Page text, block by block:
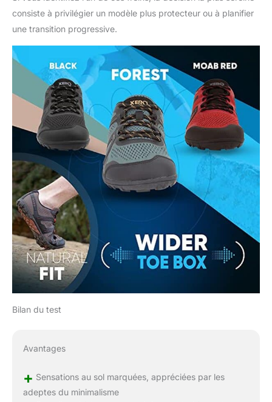
consiste à privilégier un modèle plus protecteur ou à planifier
une transition progressive.
Bilan du test
Avantages
+ Sensations au sol marquées, appréciées par les
adeptes du minimalisme